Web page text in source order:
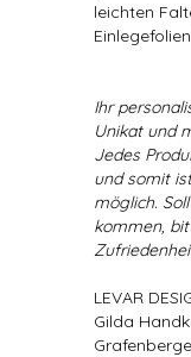
leichten
Ihr
Unikat und
Jedes
und somit
möglich.
kommen,
LEVAR
Gilda